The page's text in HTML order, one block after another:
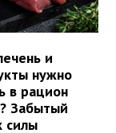
и
нужно
в рацион
Забытый
силы